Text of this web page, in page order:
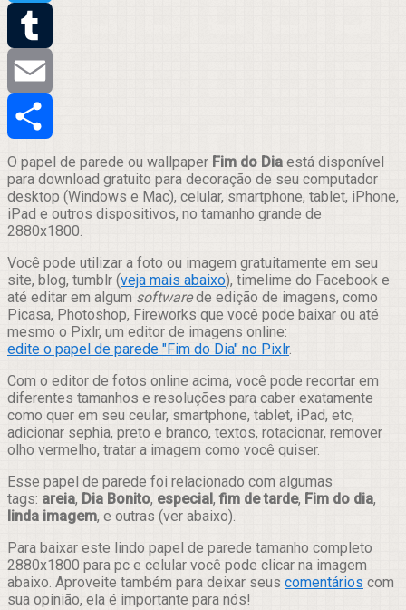
Twitter
Tumblr
Email
Compartilhar
O papel de parede ou wallpaper Fim do Dia está disponível
para download gratuito para decoração de seu computador
desktop (Windows e Mac), celular, smartphone, tablet, iPhone,
iPad e outros dispositivos, no tamanho grande de
2880x1800.
Você pode utilizar a foto ou imagem gratuitamente em seu
site, blog, tumblr (veja mais abaixo), timelime do Facebook e
até editar em algum softwarede edição de imagens, como
Picasa, Photoshop, Fireworks que você pode baixar ou até
mesmo o Pixlr, um editor de imagens online:
edite o papel de parede "Fim do Dia" no Pixlr.
Com o editor de fotos online acima, você pode recortar em
diferentes tamanhos e resoluções para caber exatamente
como quer em seu ceular, smartphone, tablet, iPad, etc,
adicionar sephia, preto e branco, textos, rotacionar, remover
olho vermelho, tratar a imagem como você quiser.
Esse papel de parede foi relacionado com algumas
tags: areia, Dia Bonito, especial,fim de tarde, Fim do dia,
linda imagem, e outras (ver abaixo).
Para baixar este lindo papel de parede tamanho completo
2880x1800 para pc e celular você pode clicar na imagem
abaixo. Aproveite também para deixar seus comentários com
sua opinião, ela é importante para nós!